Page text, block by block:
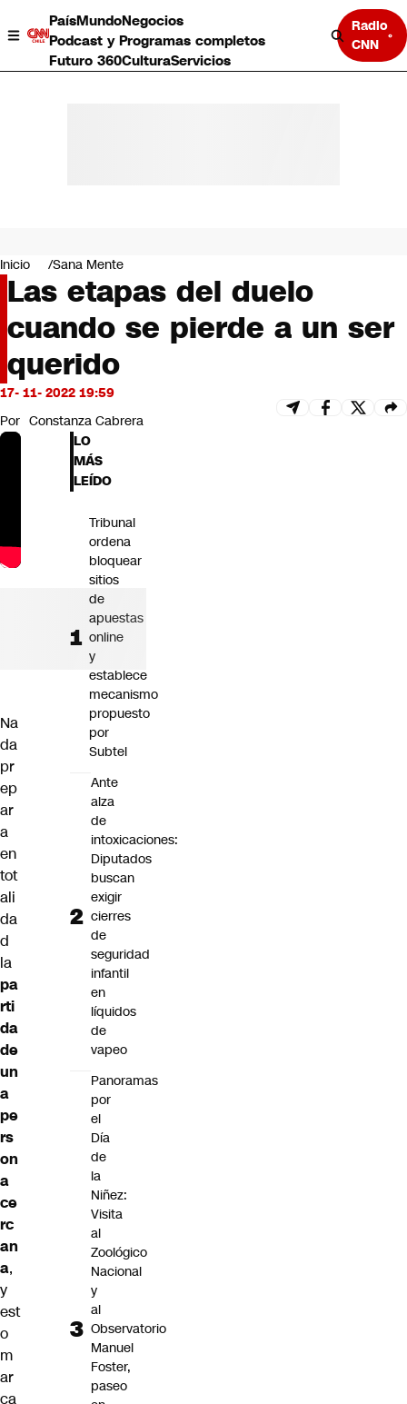
PaísMundoNegocios
Podcast y Programas completos
Futuro 360CulturaServicios
Radio
CNN
Negocios
Deportes
Programas completos
Cultura
Servicios
Bits
CNN Data
CNN tiempo
Futuro 360
Opinión
Inicio Sana Mente
Las etapas del duelo
cuando se pierde a un ser
querido
17- 11- 2022 19:59
Por Constanza Cabrera
Na
da
pr
ep
ar
a
en
tot
ali
da
d
la
pa
rti
da
de
un
a
pe
rs
on
a
ce
rc
an
a,
y
est
o
m
ar
ca
LO
MÁS
LEÍDO
Tribunal
ordena
bloquear
sitios
de
apuestas
online
y
establece
mecanismo
propuesto
por
Subtel
Ante
alza
de
intoxicaciones:
Diputados
buscan
exigir
cierres
de
seguridad
infantil
en
líquidos
de
vapeo
Panoramas
por
el
Día
de
la
Niñez:
Visita
al
Zoológico
Nacional
y
al
Observatorio
Manuel
Foster,
paseo